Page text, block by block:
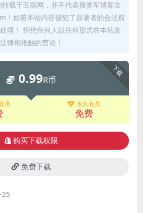
载于互联网，并不代表搜券军博客立
！如若本站内容侵犯了原著者的合法权
理！ 拒绝任何人以任何形式在本站发
律相抵触的言论！
下载
0.99R币
员 永久会员
免费
购买下载权限
免费下载
25